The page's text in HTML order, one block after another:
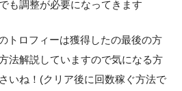
も調整が必要になってきます
トロフィーは獲得したの最後の方
法解説していますので気になる方
いね！(クリア後に回数稼ぐ方法で